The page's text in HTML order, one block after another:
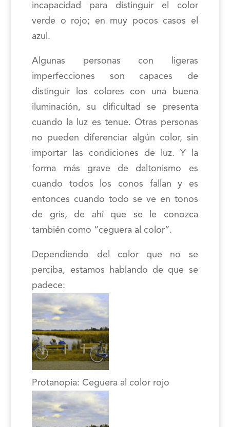
incapacidad para distinguir el color
verde o rojo; en muy pocos casos el
azul.
Algunas personas con ligeras
imperfecciones son capaces de
distinguir los colores con una buena
iluminación, su dificultad se presenta
cuando la luz es tenue. Otras personas
no pueden diferenciar algún color, sin
importar las condiciones de luz. Y la
forma más grave de daltonismo es
cuando todos los conos fallan y es
entonces cuando todo se ve en tonos
de gris, de ahí que se le conozca
también como “ceguera al color”.
Dependiendo del color que no se
perciba, estamos hablando de que se
padece:
Protanopia: Ceguera al color rojo